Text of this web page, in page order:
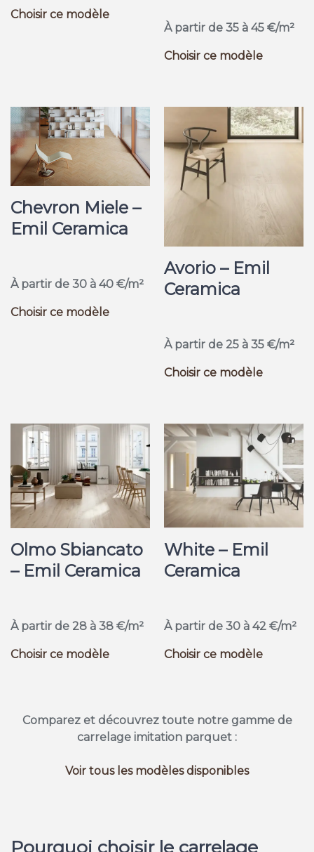
Choisir ce modèle
À partir de 35 à 45 €/m²
Choisir ce modèle
Chevron Miele –
Emil Ceramica
À partir de 30 à 40 €/m²
Choisir ce modèle
Avorio – Emil
Ceramica
À partir de 25 à 35 €/m²
Choisir ce modèle
Olmo Sbiancato
– Emil Ceramica
À partir de 28 à 38 €/m²
Choisir ce modèle
White – Emil
Ceramica
À partir de 30 à 42 €/m²
Choisir ce modèle
Comparez et découvrez toute notre gamme de
carrelage imitation parquet :
Voir tous les modèles disponibles
Pourquoi choisir le carrelage